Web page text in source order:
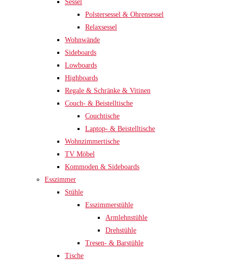
Sessel
Polstersessel & Ohrensessel
Relaxsessel
Wohnwände
Sideboards
Lowboards
Highboards
Regale & Schränke & Vitinen
Couch- & Beistelltische
Couchtische
Laptop- & Beistelltische
Wohnzimmertische
TV Möbel
Kommoden & Sideboards
Esszimmer
Stühle
Esszimmerstühle
Armlehnstühle
Drehstühle
Tresen- & Barstühle
Tische